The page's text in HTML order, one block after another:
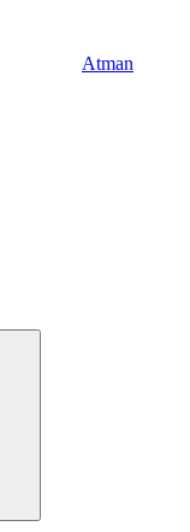
Atman